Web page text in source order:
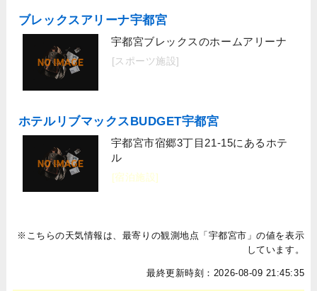
ブレックスアリーナ宇都宮
宇都宮ブレックスのホームアリーナ
[スポーツ施設]
ホテルリブマックスBUDGET宇都宮
宇都宮市宿郷3丁目21-15にあるホテ
ル
[宿泊施設]
※こちらの天気情報は、最寄りの観測地点「宇都宮市」の値を表示
しています。
最終更新時刻：2026-08-09 21:45:35